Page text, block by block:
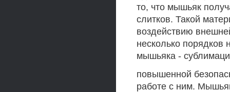
то, что мышьяк
слитков. Такой
воздействию
несколько
мышьяка -
повышенной
работе с ним.